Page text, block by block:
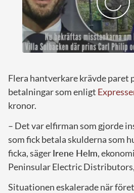
Flera hantverkare krävde paret
betalningar som enligt
kronor.
– Det var elfirman som gjorde
som fick betala skulderna som
ficka, sägerIrene Helm,
Peninsular Electric
Situationen eskalerade när